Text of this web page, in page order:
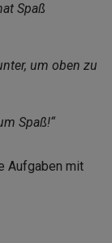
Spaß
um oben zu
Spaß!“
Aufgaben mit